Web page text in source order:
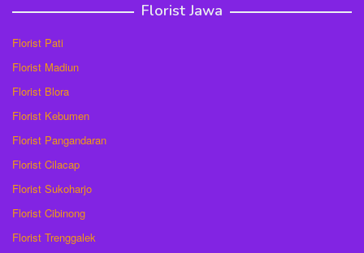
Florist Jawa
Florist Pati
Florist Madiun
Florist Blora
Florist Kebumen
Florist Pangandaran
Florist Cilacap
Florist Sukoharjo
Florist Cibinong
Florist Trenggalek